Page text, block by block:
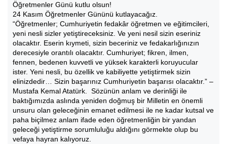
Öğretmenler Günü kutlu olsun!
24 Kasım Öğretmenler Gününü kutlayacağız.
“Öğretmenler; Cumhuriyetin fedakâr öğretmen ve eğitimcileri,
yeni nesli sizler yetiştireceksiniz. Ve yeni nesil sizin eseriniz
olacaktır. Eserin kıymeti, sizin beceriniz ve fedakarlığınızın
derecesiyle orantılı olacaktır. Cumhuriyet; fikren, ilmen,
fennen, bedenen kuvvetli ve yüksek karakterli koruyucular
ister. Yeni nesli, bu özellik ve kabiliyette yetiştirmek sizin
elinizdedir… Sizin başarınız Cumhuriyetin başarısı olacaktır.” –
Mustafa Kemal Atatürk. Sözünün anlam ve derinliği ile
baktığımızda aslında yeniden doğmuş bir Milletin en önemli
unsuru olan geleceğinin emanet edilmesi ile ne kadar kutsal ve
paha biçilmez anlam ifade eden öğretmenliğin bir yandan
geleceği yetiştirme sorumluluğu aldığını görmekte olup bu
vefaya hayran kalıyoruz.